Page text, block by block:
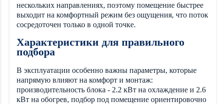
нескольких направлениях, поэтому помещение быстрее
выходит на комфортный режим без ощущения, что поток
сосредоточен только в одной точке.
Характеристики для правильного
подбора
В эксплуатации особенно важны параметры, которые
напрямую влияют на комфорт и монтаж:
производительность блока - 2.2 кВт на охлаждение и 2.6
кВт на обогрев, подбор под помещение ориентировочно